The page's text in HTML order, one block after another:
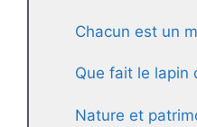
Chacun est un
Que fait le lapin
Nature et